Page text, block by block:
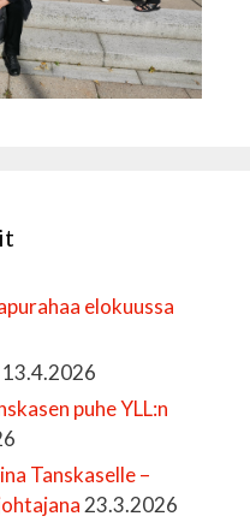
elokuussa
13.4.2026
puhe YLL:n
Tanskaselle –
23.3.2026